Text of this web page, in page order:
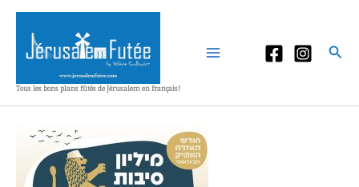
Aller
contenu
Tous les bons plans fûtés de Jérusalem en français!